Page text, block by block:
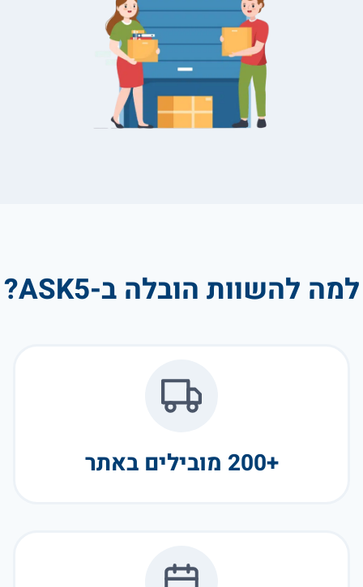
למה להשוות הובלה ב-ASK5?
+200 מובילים באתר